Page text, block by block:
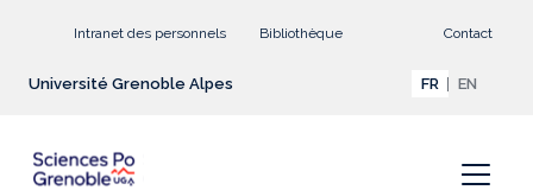
Intranet des personnels Bibliothèque Contact
Université Grenoble Alpes FR EN